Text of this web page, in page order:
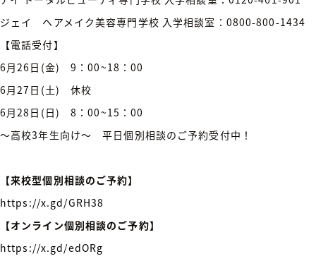
ジェイ ヘアメイク美容専門学校 入学相談室：0800-800-1434
【電話受付】
6月26日(金) 9：00~18：00
6月27日(土) 休校
6月28日(日) 8：00~15：00
～高校3年生向け～ 平日個別相談のご予約受付中！
【来校型個別相談のご予約】
https://x.gd/GRH38
【オンライン個別相談のご予約】
https://x.gd/edORg